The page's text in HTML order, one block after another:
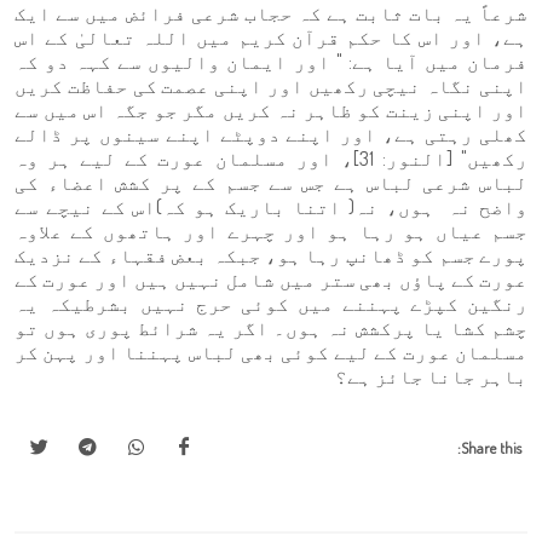
شرعاً یہ بات ثابت ہے کہ حجاب شرعی فرائض میں سے ایک
ہے، اور اس کا حکم قرآن کریم میں اللہ تعالیٰ کے اس
فرمان میں آیا ہے: " اور ایمان والیوں سے کہہ دو کہ
اپنی نگاہ نیچی رکھیں اور اپنی عصمت کی حفاظت کریں
اور اپنی زینت کو ظاہر نہ کریں مگر جو جگہ اس میں سے
کھلی رہتی ہے، اور اپنے دوپٹے اپنے سینوں پر ڈالے
رکھیں" [النور: 31]، اور مسلمان عورت کے لیے ہر وہ
لباس شرعی لباس ہے جس سے جسم کے پر کشش اعضاء کی
واضح نہ ہوں، نہ( اتنا باریک ہو کہ)اس کے نیچے سے
جسم عیاں ہو رہا ہو اور چہرے اور ہاتھوں کے علاوہ
پورے جسم کو ڈھانپ رہا ہو، جبکہ بعض فقہاء کے نزدیک
عورت کے پاؤں بھی ستر میں شامل نہیں ہیں اور عورت کے
رنگین کپڑے پہننے میں کوئی حرج نہیں بشرطیکہ یہ
چشم کشا یا پرکشش نہ ہوں۔ اگر یہ شرائط پوری ہوں تو
مسلمان عورت کے لیے کوئی بھی لباس پہننا اور پہن کر
باہر جانا جائز ہے؟
Share this: